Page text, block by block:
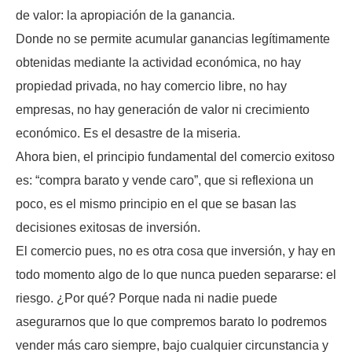
de valor: la apropiación de la ganancia.
Donde no se permite acumular ganancias legítimamente
obtenidas mediante la actividad económica, no hay
propiedad privada, no hay comercio libre, no hay
empresas, no hay generación de valor ni crecimiento
económico. Es el desastre de la miseria.
Ahora bien, el principio fundamental del comercio exitoso
es: “compra barato y vende caro”, que si reflexiona un
poco, es el mismo principio en el que se basan las
decisiones exitosas de inversión.
El comercio pues, no es otra cosa que inversión, y hay en
todo momento algo de lo que nunca pueden separarse: el
riesgo. ¿Por qué? Porque nada ni nadie puede
asegurarnos que lo que compremos barato lo podremos
vender más caro siempre, bajo cualquier circunstancia y